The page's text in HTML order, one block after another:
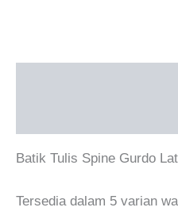
Batik Tulis Spine Gurdo
Tersedia dalam 5 varian